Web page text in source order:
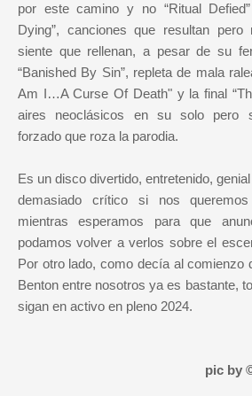
por este camino y no “Ritual
Dying”, canciones que resultan
siente que rellenan, a pesar de su
“Banished By Sin”, repleta de mala
Am I…A Curse Of Death" y la final
aires neoclásicos en su solo pero
forzado que roza la parodia.
Es un disco divertido, entretenido,
demasiado crítico si nos
mientras esperamos para que
podamos volver a verlos sobre el
Por otro lado, como decía al comienzo
Benton entre nosotros ya es bastante,
sigan en activo en pleno 2024.
pic by